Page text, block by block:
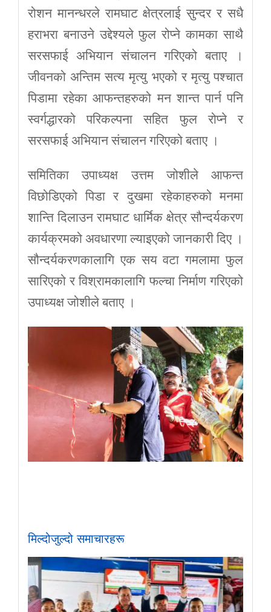
रोशन मानन्धरले रामघाट क्षेत्रलाई सुन्दर र सधै
हराभरा बनाउने उद्देश्यले फुल रोप्ने कामका साथै
सरसफाई अभियान संचालन गरिएको बताए ।
जीवनको अन्तिम सत्य मृत्यु भएको र मृत्यु पश्चात
पिडामा रहेका आफन्तहरुको मन शान्त पार्न पनि
स्वर्गद्धारको परिकल्पना सहित फुल रोप्ने र
सरसफाई अभियान संचालन गरिएको बताए ।
समितिका उपाध्यक्ष उत्तम जोशीले आफन्त
विछोडिएको पिडा र दुखमा रहेकाहरुको मनमा
शान्ति दिलाउन रामघाट धार्मिक क्षेत्र सौन्दर्यकरण
कार्यक्रमको अवधारणा ल्याइएको जानकारी दिए ।
सौन्दर्यकरणकालागि एक सय वटा गमलामा फुल
सारिएको र विश्रामकालागि फल्चा निर्माण गरिएको
उपाध्यक्ष जोशीले बताए ।
मिल्दोजुल्दो समाचारहरू